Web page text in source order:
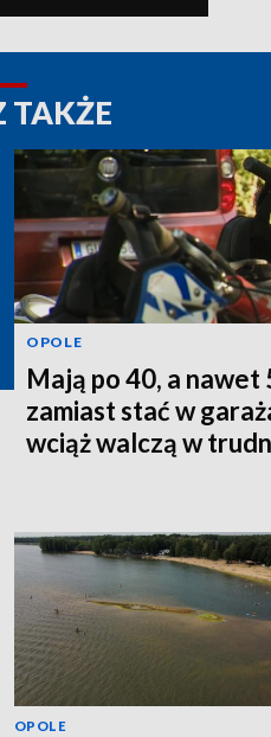
TAKŻE
OPOLE
Mają po 40, a nawet
zamiast stać w
wciąż walczą w
OPOLE